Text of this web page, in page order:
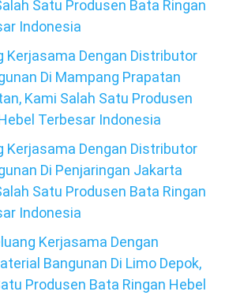
Satu Produsen Bata Ringan
Indonesia
Kerjasama Dengan Distributor
Di Mampang Prapatan
Kami Salah Satu Produsen
Terbesar Indonesia
Kerjasama Dengan Distributor
Di Penjaringan Jakarta
Satu Produsen Bata Ringan
Indonesia
Kerjasama Dengan
Bangunan Di Limo Depok,
Produsen Bata Ringan Hebel